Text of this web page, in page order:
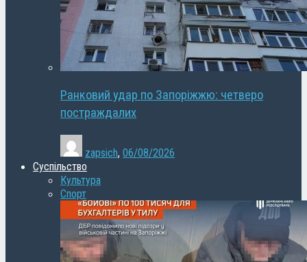
Ранковий удар по Запоріжжю: четверо
постраждалих
zapsich, 06/08/2026
Суспільство
Культура
Спорт